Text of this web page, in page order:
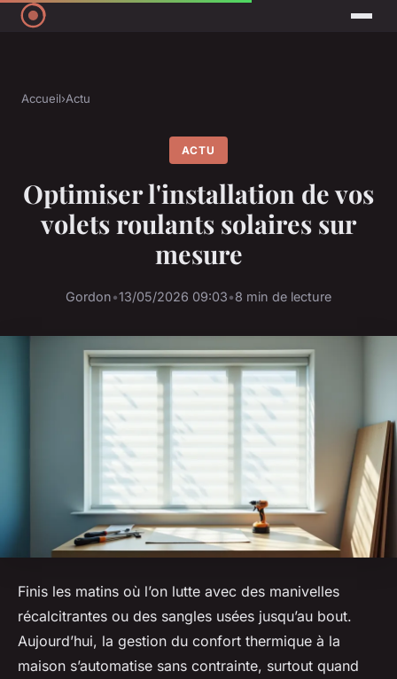
Accueil›Actu
ACTU
Optimiser l'installation de vos
volets roulants solaires sur
mesure
Gordon•13/05/2026 09:03•8 min de lecture
Finis les matins où l’on lutte avec des manivelles
récalcitrantes ou des sangles usées jusqu’au bout.
Aujourd’hui, la gestion du confort thermique à la
maison s’automatise sans contrainte, surtout quand